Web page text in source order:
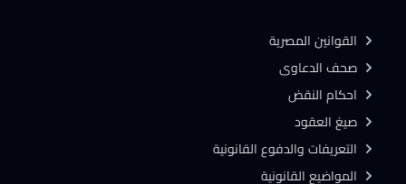
القوانين المصرية
صحف الدعاوى
احكام النقض
صيغ العقود
التعريفات والدفوع القانونية
المواضيع القانونية